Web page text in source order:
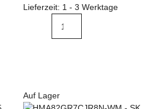
Lieferzeit: 1 - 3 Werktage
Auf Lager